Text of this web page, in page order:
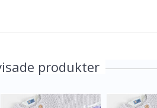
produkter